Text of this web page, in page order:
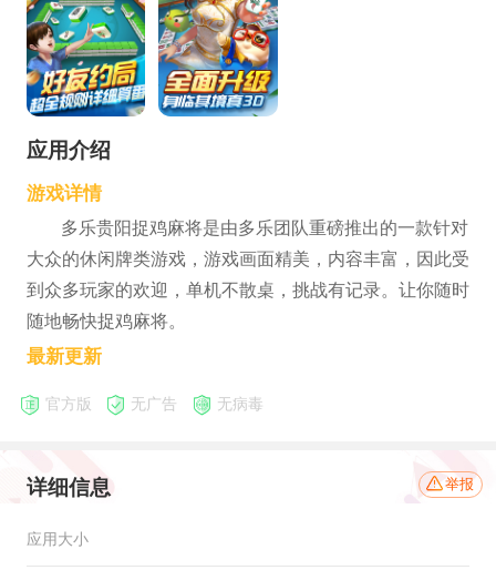
应用介绍
游戏详情
多乐贵阳捉鸡麻将是由多乐团队重磅推出的一款针对
大众的休闲牌类游戏，游戏画面精美，内容丰富，因此受
到众多玩家的欢迎，单机不散桌，挑战有记录。让你随时
随地畅快捉鸡麻将。
最新更新
官方版 无广告 无病毒
详细信息 举报
应用大小